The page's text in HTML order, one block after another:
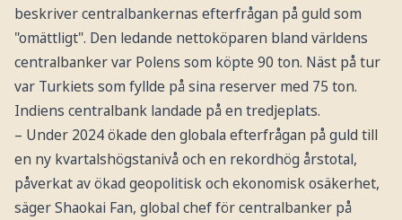
beskriver centralbankernas efterfrågan på guld som
"omättligt". Den ledande nettoköparen bland världens
centralbanker var Polens som köpte 90 ton. Näst på tur
var Turkiets som fyllde på sina reserver med 75 ton.
Indiens centralbank landade på en tredjeplats.
– Under 2024 ökade den globala efterfrågan på guld till
en ny kvartalshögstanivå och en rekordhög årstotal,
påverkat av ökad geopolitisk och ekonomisk osäkerhet,
säger Shaokai Fan, global chef för centralbanker på